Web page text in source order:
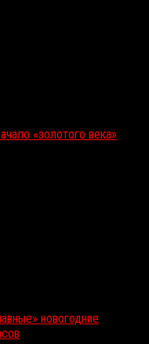
«золотого века»
новогодние